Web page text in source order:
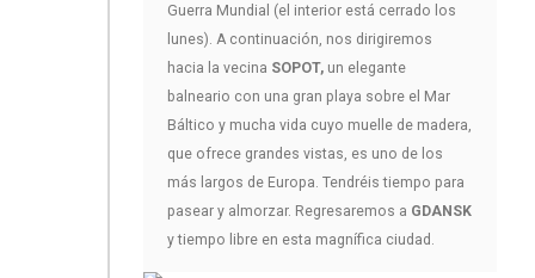
Guerra Mundial (el interior está cerrado los
lunes). A continuación, nos dirigiremos
hacia la vecina SOPOT, un elegante
balneario con una gran playa sobre el Mar
Báltico y mucha vida cuyo muelle de madera,
que ofrece grandes vistas, es uno de los
más largos de Europa. Tendréis tiempo para
pasear y almorzar. Regresaremos a GDANSK
y tiempo libre en esta magnífica ciudad.